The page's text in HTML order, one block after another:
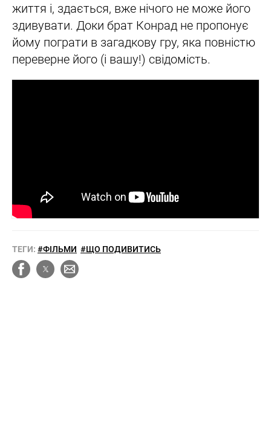
життя і, здається, вже нічого не може його
здивувати. Доки брат Конрад не пропонує
йому пограти в загадкову гру, яка повністю
переверне його (і вашу!) свідомість.
ТЕГИ: #ФІЛЬМИ #ЩО ПОДИВИТИСЬ